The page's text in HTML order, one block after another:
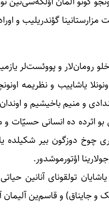
گؤندریلیب و
رومان‌لار و پووئست‌لر
یاشاییب و نظریمه
و منیم باخیشیم و
بو اثرده ده انسانی
بیر شکیلده
اؤتورموشدور.
یاشایان تولقونای آنانین
و جایناق) و قاسم‌ین